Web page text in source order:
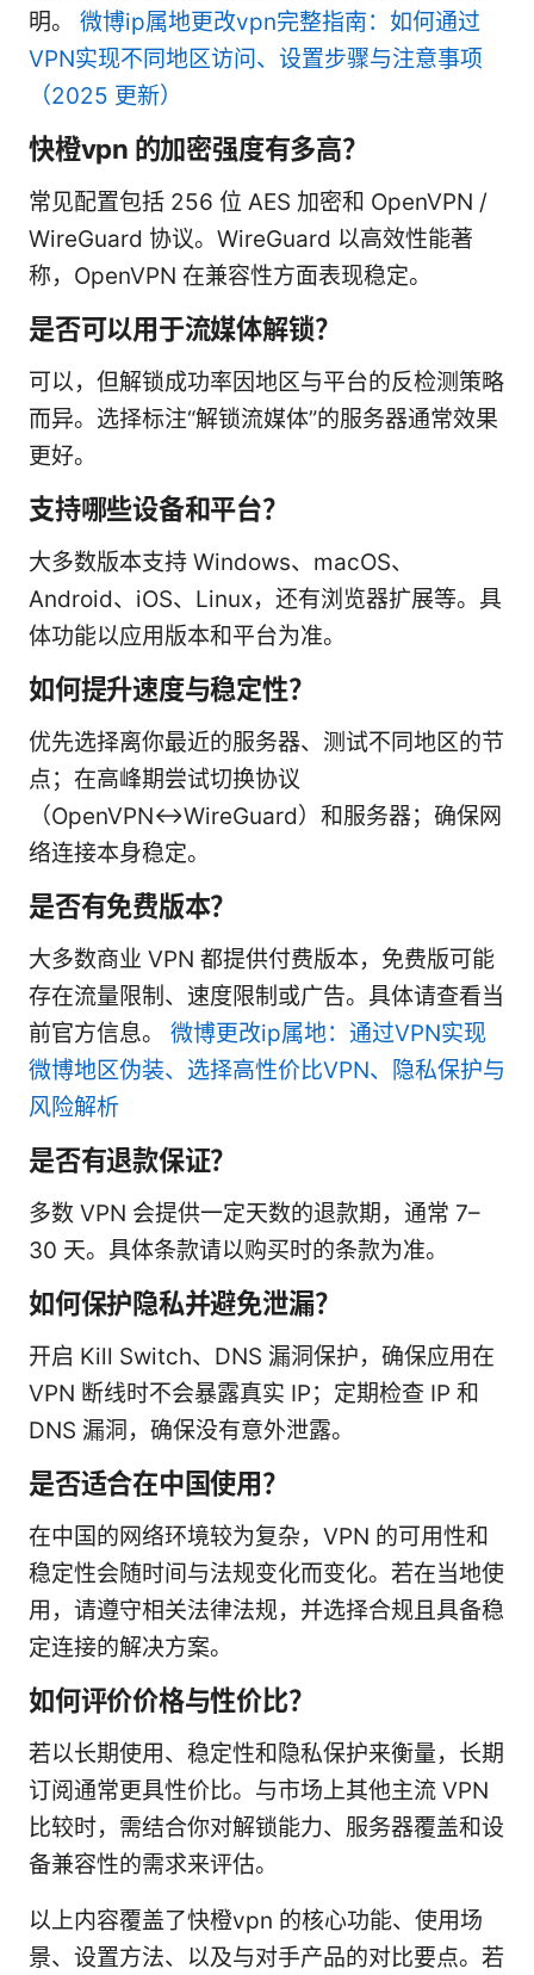
明。 微博ip属地更改vpn完整指南：如何通过
VPN实现不同地区访问、设置步骤与注意事项
（2025 更新）
快橙vpn 的加密强度有多高？
常见配置包括 256 位 AES 加密和 OpenVPN /
WireGuard 协议。WireGuard 以高效性能著
称，OpenVPN 在兼容性方面表现稳定。
是否可以用于流媒体解锁？
可以，但解锁成功率因地区与平台的反检测策略
而异。选择标注“解锁流媒体”的服务器通常效果
更好。
支持哪些设备和平台？
大多数版本支持 Windows、macOS、
Android、iOS、Linux，还有浏览器扩展等。具
体功能以应用版本和平台为准。
如何提升速度与稳定性？
优先选择离你最近的服务器、测试不同地区的节
点；在高峰期尝试切换协议
（OpenVPN↔WireGuard）和服务器；确保网
络连接本身稳定。
是否有免费版本？
大多数商业 VPN 都提供付费版本，免费版可能
存在流量限制、速度限制或广告。具体请查看当
前官方信息。 微博更改ip属地：通过VPN实现
微博地区伪装、选择高性价比VPN、隐私保护与
风险解析
是否有退款保证？
多数 VPN 会提供一定天数的退款期，通常 7–
30 天。具体条款请以购买时的条款为准。
如何保护隐私并避免泄漏？
开启 Kill Switch、DNS 漏洞保护，确保应用在
VPN 断线时不会暴露真实 IP；定期检查 IP 和
DNS 漏洞，确保没有意外泄露。
是否适合在中国使用？
在中国的网络环境较为复杂，VPN 的可用性和
稳定性会随时间与法规变化而变化。若在当地使
用，请遵守相关法律法规，并选择合规且具备稳
定连接的解决方案。
如何评价价格与性价比？
若以长期使用、稳定性和隐私保护来衡量，长期
订阅通常更具性价比。与市场上其他主流 VPN
比较时，需结合你对解锁能力、服务器覆盖和设
备兼容性的需求来评估。
以上内容覆盖了快橙vpn 的核心功能、使用场
景、设置方法、以及与对手产品的对比要点。若